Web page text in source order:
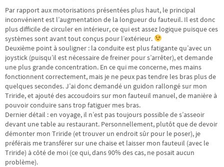
Par rapport aux motorisations présentées plus haut, le principal
inconvénient est l’augmentation de la longueur du fauteuil. Il est donc
plus difficile de circuler en intérieur, ce qui est assez logique puisque ces
systèmes sont avant tout conçus pour l’extérieur.
Deuxième point à souligner : la conduite est plus fatigante qu’avec un
joystick (puisqu’il est nécessaire de freiner pour s’arrêter), et demande
une plus grande concentration. En ce qui me concerne, mes mains
fonctionnent correctement, mais je ne peux pas tendre les bras plus de
quelques secondes. J’ai donc demandé un guidon rallongé sur mon
Triride, et ajouté des accoudoirs sur mon fauteuil manuel, de manière à
pouvoir conduire sans trop fatiguer mes bras.
Dernier détail : en voyage, il n’est pas toujours possible de s’asseoir
devant une table au restaurant. Personnellement, plutôt que de devoir
démonter mon Triride (et trouver un endroit sûr pour le poser), je
préférais me transférer sur une chaise et laisser mon fauteuil (avec le
Triride) à côté de moi (ce qui, dans 90% des cas, ne posait aucun
problème).